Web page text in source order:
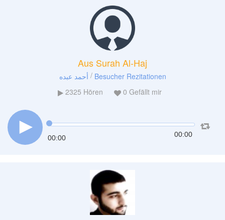
Aus Surah Al-Haj
أحمد عبده / Besucher Rezitationen
2325 Hören 0 Gefällt mir
00:00 00:00